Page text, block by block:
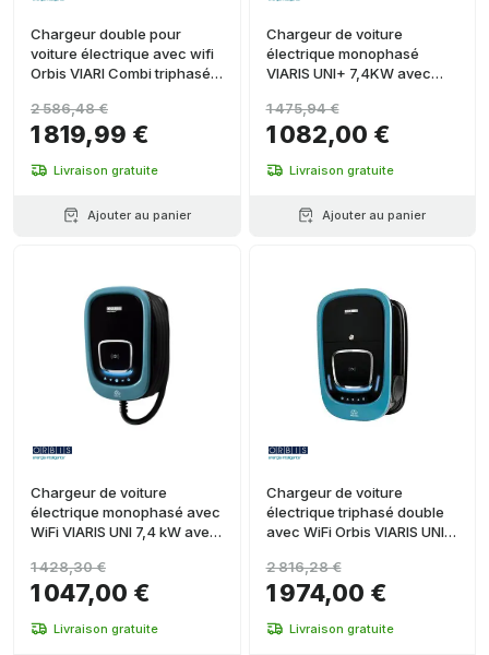
Chargeur double pour
voiture électrique avec wifi
Orbis VIARI Combi triphasé 2
1 819,99 €
2 586,48 €
Livraison gratuite
Ajouter au panier
Chargeur de voiture
électrique monophasé
VIARIS UNI+ 7,4KW avec
Ethernet
1 082,00 €
1 475,94 €
Livraison gratuite
Ajouter au panier
Chargeur de voiture
électrique monophasé avec
WiFi VIARIS UNI 7,4 kW avec
1 047,00 €
1 428,30 €
Livraison gratuite
Chargeur de voiture
électrique triphasé double
avec WiFi Orbis VIARIS UNI
câbles type 2 de 5 mètres
1 974,00 €
2 816,28 €
Livraison gratuite